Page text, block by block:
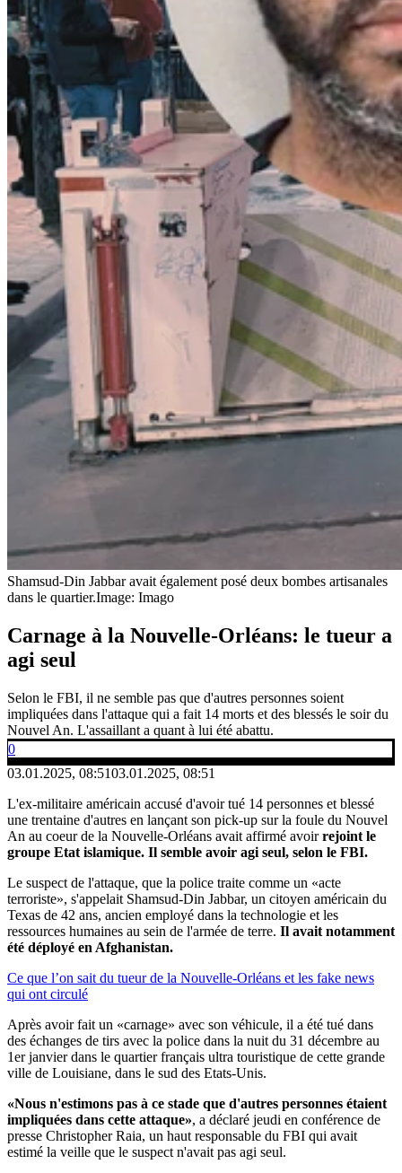
Shamsud-Din Jabbar avait également posé deux bombes artisanales
dans le quartier.Image: Imago
Carnage à la Nouvelle-Orléans: le tueur a
agi seul
Selon le FBI, il ne semble pas que d'autres personnes soient
impliquées dans l'attaque qui a fait 14 morts et des blessés le soir du
Nouvel An. L'assaillant a quant à lui été abattu.
0
03.01.2025, 08:5103.01.2025, 08:51
L'ex-militaire américain accusé d'avoir tué 14 personnes et blessé
une trentaine d'autres en lançant son pick-up sur la foule du Nouvel
An au coeur de la Nouvelle-Orléans avait affirmé avoirrejoint le
groupe Etat islamique. Il semble avoir agi seul, selon le FBI.
Le suspect de l'attaque, que la police traite comme un «acte
terroriste», s'appelait Shamsud-Din Jabbar, un citoyen américain du
Texas de 42 ans, ancien employé dans la technologie et les
ressources humaines au sein de l'armée de terre. Il avait notamment
été déployé en Afghanistan.
Ce que l’on sait du tueur de la Nouvelle-Orléans et les fake news
qui ont circulé
Après avoir fait un «carnage» avec son véhicule, il a été tué dans
des échanges de tirs avec la police dans la nuit du 31 décembre au
1er janvier dans le quartier français ultra touristique de cette grande
ville de Louisiane, dans le sud des Etats-Unis.
«Nous n'estimons pas à ce stade que d'autres personnes étaient
impliquées dans cette attaque», a déclaré jeudi en conférence de
presse Christopher Raia, un haut responsable du FBI qui avait
estimé la veille que le suspect n'avait pas agi seul.